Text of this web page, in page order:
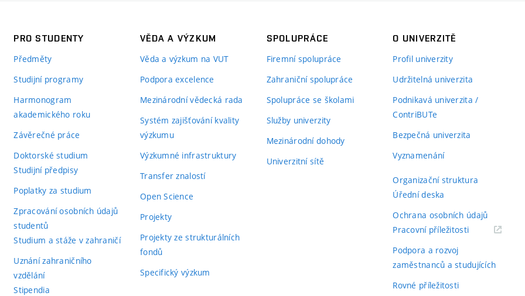
PRO STUDENTY
Předměty
Studijní programy
Harmonogram
akademického roku
Závěrečné práce
Doktorské studium
Studijní předpisy
Poplatky za studium
Zpracování osobních údajů
studentů
Studium a stáže v zahraničí
Uznání zahraničního
vzdělání
Stipendia
VĚDA A VÝZKUM
Věda a výzkum na VUT
Podpora excelence
Mezinárodní vědecká rada
Systém zajišťování kvality
výzkumu
Výzkumné infrastruktury
Transfer znalostí
Open Science
Projekty
Projekty ze strukturálních
fondů
Specifický výzkum
SPOLUPRÁCE
Firemní spolupráce
Zahraniční spolupráce
Spolupráce se školami
Služby univerzity
Mezinárodní dohody
Univerzitní sítě
O UNIVERZITĚ
Profil univerzity
Udržitelná univerzita
Podnikavá univerzita /
ContriBUTe
Bezpečná univerzita
Vyznamenání
Organizační struktura
Úřední deska
Ochrana osobních údajů
Pracovní příležitosti(externí
Podpora a rozvoj
zaměstnanců a studujících
Rovné příležitosti